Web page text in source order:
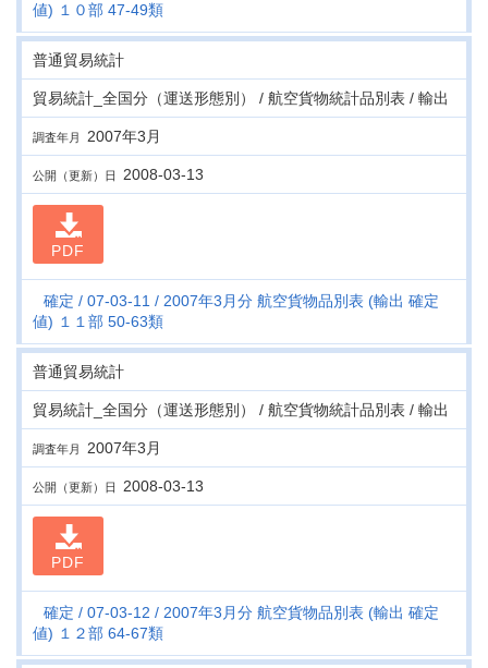
値) １０部 47-49類
普通貿易統計
貿易統計_全国分（運送形態別） / 航空貨物統計品別表 / 輸出
調査年月 2007年3月
公開（更新）日 2008-03-13
PDF
確定 07-03-11
2007年3月分 航空貨物品別表 (輸出 確定
値) １１部 50-63類
普通貿易統計
貿易統計_全国分（運送形態別） / 航空貨物統計品別表 / 輸出
調査年月 2007年3月
公開（更新）日 2008-03-13
PDF
確定 07-03-12
2007年3月分 航空貨物品別表 (輸出 確定
値) １２部 64-67類